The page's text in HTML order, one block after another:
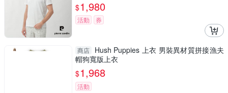
$1,980
活動 券
商店
Hush Puppies 上衣 男裝異材質拼接漁夫
帽狗寬版上衣
$1,968
活動